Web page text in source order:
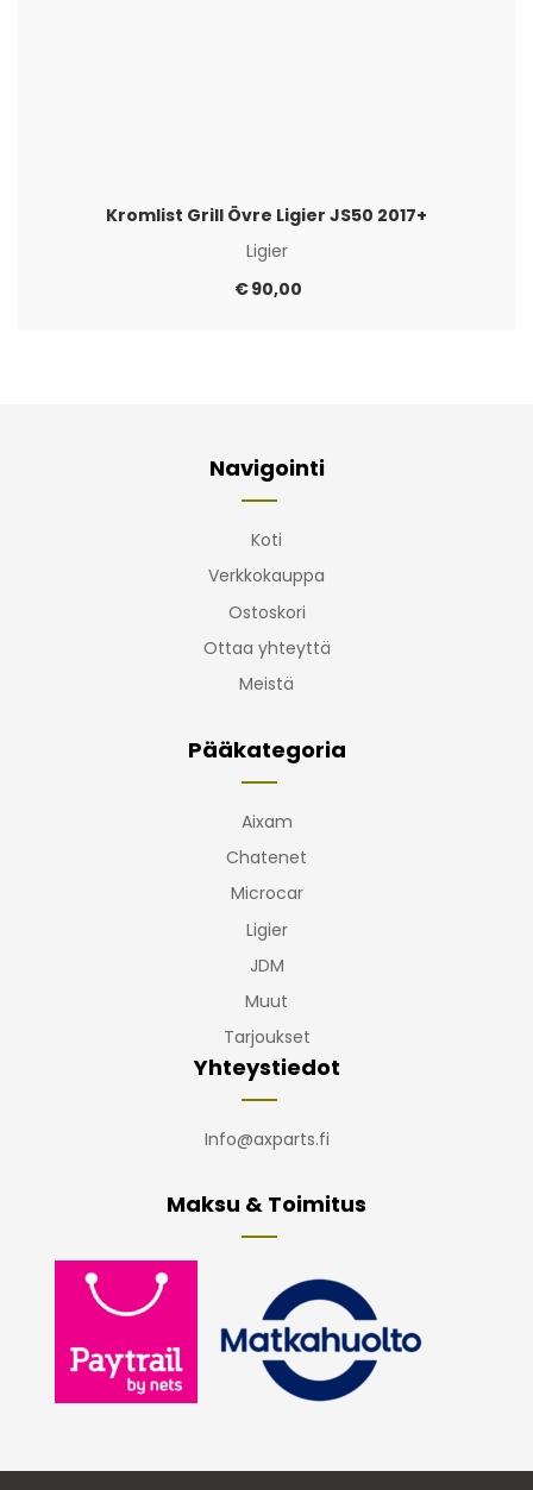
Kromlist Grill Övre Ligier JS50 2017+
Ligier
€90,00
Navigointi
Koti
Verkkokauppa
Ostoskori
Ottaa yhteyttä
Meistä
Pääkategoria
Aixam
Chatenet
Microcar
Ligier
JDM
Muut
Tarjoukset
Yhteystiedot
Info@axparts.fi
Maksu & Toimitus